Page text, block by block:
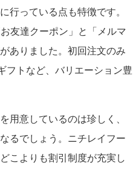
行っている点も特徴です。
友達クーポン」と「メルマ
ありました。初回注文のみ
フトなど、バリエーション豊
用意しているのは珍しく、
るでしょう。ニチレイフー
こよりも割引制度が充実し